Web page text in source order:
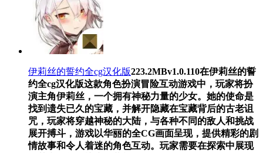
伊莉丝的誓约全cg汉化版223.2MBv1.0.110在伊莉丝的誓
约全cg汉化版这款角色扮演冒险互动游戏中，玩家将扮
演主角伊莉丝，一个拥有神秘力量的少女。她的使命是
找到遗失已久的宝藏，并解开隐藏在宝藏背后的古老诅
咒，玩家将穿越神秘的大陆，与各种不同的敌人和挑战
展开搏斗，游戏以华丽的全CG画面呈现，提供精彩的剧
情故事和令人着迷的角色互动。玩家需要在探索中展现